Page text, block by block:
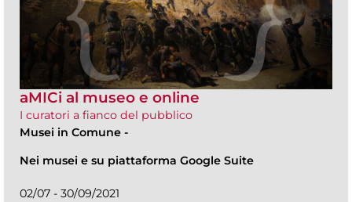
aMICi al museo e online
I curatori a fianco del pubblico
Musei in Comune -
Nei musei e su piattaforma Google Suite
02/07 - 30/09/2021